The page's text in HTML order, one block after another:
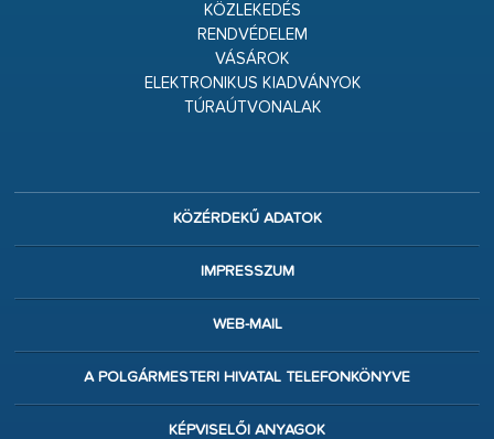
KÖZLEKEDÉS
RENDVÉDELEM
VÁSÁROK
ELEKTRONIKUS KIADVÁNYOK
TÚRAÚTVONALAK
KÖZÉRDEKŰ ADATOK
IMPRESSZUM
WEB-MAIL
A POLGÁRMESTERI HIVATAL TELEFONKÖNYVE
KÉPVISELŐI ANYAGOK